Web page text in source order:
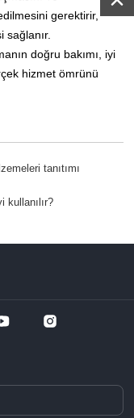
gerektirir,
sağlanır.
doğru bakımı, iyi
hizmet ömrünü
tanıtımı
kullanılır?